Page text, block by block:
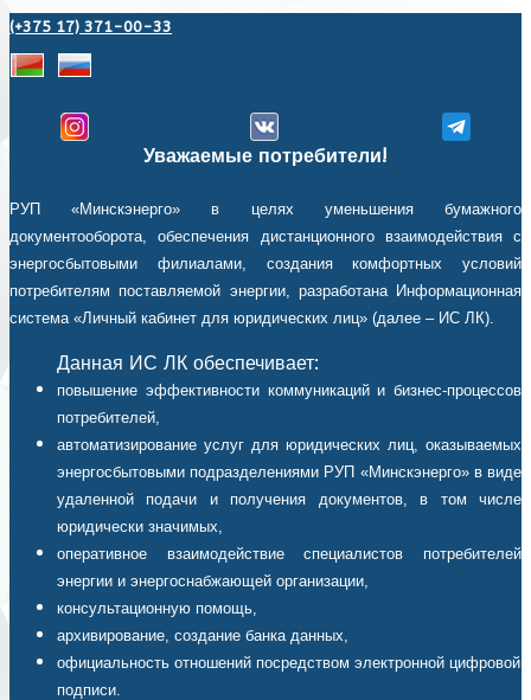
(+375 17) 371-00-33
Уважаемые потребители!
РУП «Минскэнерго» в целях уменьшения бумажного
документооборота, обеспечения дистанционного взаимодействия с
энергосбытовыми филиалами, создания комфортных условий
потребителям поставляемой энергии, разработана Информационная
система «Личный кабинет для юридических лиц» (далее – ИС ЛК).
Данная ИС ЛК обеспечивает:
повышение эффективности коммуникаций и бизнес-процессов
потребителей,
автоматизирование услуг для юридических лиц, оказываемых
энергосбытовыми подразделениями РУП «Минскэнерго» в виде
удаленной подачи и получения документов, в том числе
юридически значимых,
оперативное взаимодействие специалистов потребителей
энергии и энергоснабжающей организации,
консультационную помощь,
архивирование, создание банка данных,
официальность отношений посредством электронной цифровой
подписи.